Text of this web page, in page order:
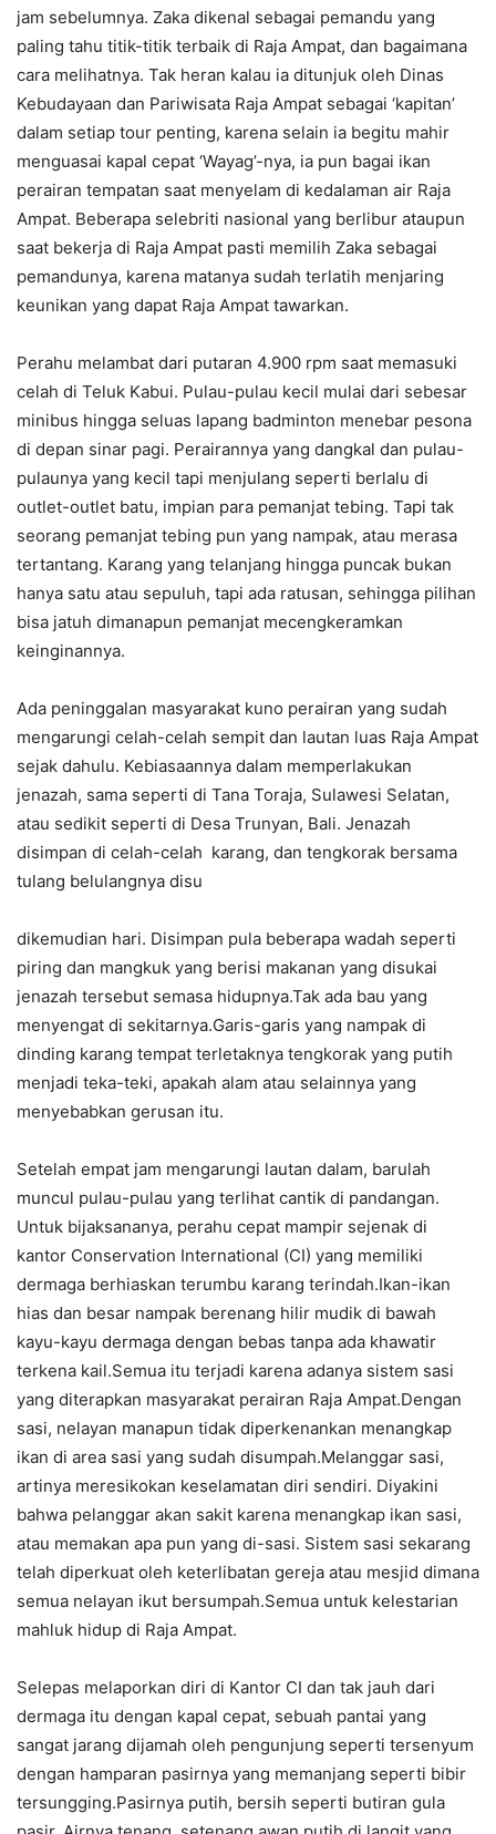
jam sebelumnya. Zaka dikenal sebagai pemandu yang
paling tahu titik-titik terbaik di Raja Ampat, dan bagaimana
cara melihatnya. Tak heran kalau ia ditunjuk oleh Dinas
Kebudayaan dan Pariwisata Raja Ampat sebagai ‘kapitan’
dalam setiap tour penting, karena selain ia begitu mahir
menguasai kapal cepat ‘Wayag’-nya, ia pun bagai ikan
perairan tempatan saat menyelam di kedalaman air Raja
Ampat. Beberapa selebriti nasional yang berlibur ataupun
saat bekerja di Raja Ampat pasti memilih Zaka sebagai
pemandunya, karena matanya sudah terlatih menjaring
keunikan yang dapat Raja Ampat tawarkan.
Perahu melambat dari putaran 4.900 rpm saat memasuki
celah di Teluk Kabui. Pulau-pulau kecil mulai dari sebesar
minibus hingga seluas lapang badminton menebar pesona
di depan sinar pagi. Perairannya yang dangkal dan pulau-
pulaunya yang kecil tapi menjulang seperti berlalu di
outlet-outlet batu, impian para pemanjat tebing. Tapi tak
seorang pemanjat tebing pun yang nampak, atau merasa
tertantang. Karang yang telanjang hingga puncak bukan
hanya satu atau sepuluh, tapi ada ratusan, sehingga pilihan
bisa jatuh dimanapun pemanjat mecengkeramkan
keinginannya.
Ada peninggalan masyarakat kuno perairan yang sudah
mengarungi celah-celah sempit dan lautan luas Raja Ampat
sejak dahulu. Kebiasaannya dalam memperlakukan
jenazah, sama seperti di Tana Toraja, Sulawesi Selatan,
atau sedikit seperti di Desa Trunyan, Bali. Jenazah
disimpan di celah-celah karang, dan tengkorak bersama
tulang belulangnya disu
dikemudian hari. Disimpan pula beberapa wadah seperti
piring dan mangkuk yang berisi makanan yang disukai
jenazah tersebut semasa hidupnya.Tak ada bau yang
menyengat di sekitarnya.Garis-garis yang nampak di
dinding karang tempat terletaknya tengkorak yang putih
menjadi teka-teki, apakah alam atau selainnya yang
menyebabkan gerusan itu.
Setelah empat jam mengarungi lautan dalam, barulah
muncul pulau-pulau yang terlihat cantik di pandangan.
Untuk bijaksananya, perahu cepat mampir sejenak di
kantor Conservation International (CI) yang memiliki
dermaga berhiaskan terumbu karang terindah.Ikan-ikan
hias dan besar nampak berenang hilir mudik di bawah
kayu-kayu dermaga dengan bebas tanpa ada khawatir
terkena kail.Semua itu terjadi karena adanya sistem sasi
yang diterapkan masyarakat perairan Raja Ampat.Dengan
sasi, nelayan manapun tidak diperkenankan menangkap
ikan di area sasi yang sudah disumpah.Melanggar sasi,
artinya meresikokan keselamatan diri sendiri. Diyakini
bahwa pelanggar akan sakit karena menangkap ikan sasi,
atau memakan apa pun yang di-sasi. Sistem sasi sekarang
telah diperkuat oleh keterlibatan gereja atau mesjid dimana
semua nelayan ikut bersumpah.Semua untuk kelestarian
mahluk hidup di Raja Ampat.
Selepas melaporkan diri di Kantor CI dan tak jauh dari
dermaga itu dengan kapal cepat, sebuah pantai yang
sangat jarang dijamah oleh pengunjung seperti tersenyum
dengan hamparan pasirnya yang memanjang seperti bibir
tersungging.Pasirnya putih, bersih seperti butiran gula